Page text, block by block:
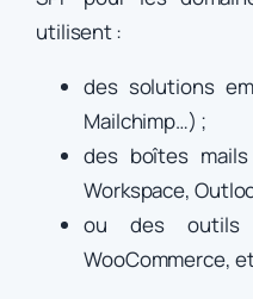
utilisent :
des solutions
Mailchimp…) ;
des boîtes mails
Workspace,
ou des outils
WooCommerce,